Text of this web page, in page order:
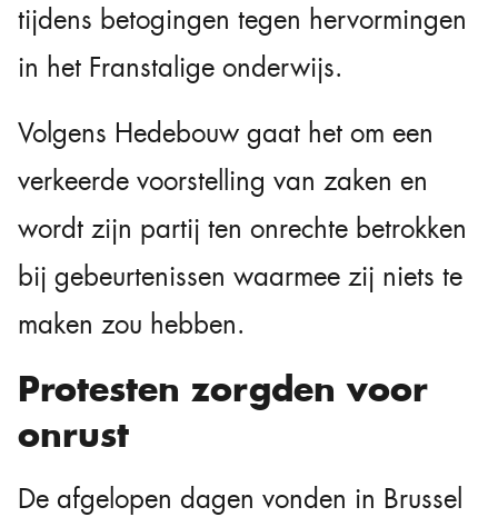
tijdens betogingen tegen hervormingen
in het Franstalige onderwijs.
Volgens Hedebouw gaat het om een
verkeerde voorstelling van zaken en
wordt zijn partij ten onrechte betrokken
bij gebeurtenissen waarmee zij niets te
maken zou hebben.
Protesten zorgden voor
onrust
De afgelopen dagen vonden in Brussel